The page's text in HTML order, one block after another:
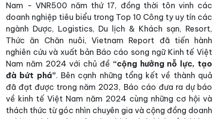
Nam - VNR500 năm thứ 17, đồng thời tôn vinh các
doanh nghiệp tiêu biểu trong Top 10 Công ty uy tín các
ngành Dược, Logistics, Du lịch & Khách sạn, Resort,
Thức ăn Chăn nuôi, Vietnam Report đã tiến hành
nghiên cứu và xuất bản Báo cáo song ngữ Kinh tế Việt
Nam năm 2024 với chủ đề “cộng hưởng nỗ lực, tạo
đà bứt phá”. Bên cạnh những tổng kết về thành quả
đã đạt được trong năm 2023, Báo cáo đưa ra dự báo
về kinh tế Việt Nam năm 2024 cùng những cơ hội và
thách thức từ góc nhìn chuyên gia và cộng đồng doanh